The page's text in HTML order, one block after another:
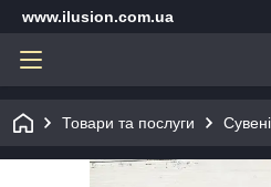
www.ilusion.com.ua
Товари та послуги